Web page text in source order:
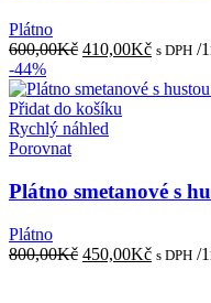
Plátno
600,00Kč Původní
byla:
600,00Kč.
410,00KčAktuální
je:
s DPH /
-44%
Přidat do košíku
Rychlý náhled
Porovnat
Plátno smetanové s
Plátno
800,00Kč Původní
450,00KčAktuální
s DPH /